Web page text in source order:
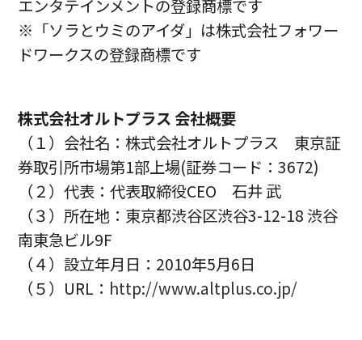
エンタテインメントの登録商標です
※「ソラとウミのアイダ」は株式会社フォワー
ドワークスの登録商標です
株式会社オルトプラス 会社概要
（１）会社名：株式会社オルトプラス 東京証
券取引所市場第1部上場(証券コード：3672)
（２）代表：代表取締役CEO 石井 武
（３）所在地：東京都渋谷区渋谷3-12-18 渋谷
南東急ビル9F
（４）設立年月日：2010年5月6日
（５）URL： http://www.altplus.co.jp/